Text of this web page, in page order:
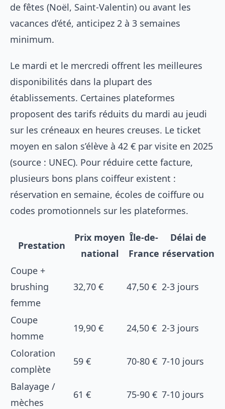
de fêtes (Noël, Saint-Valentin) ou avant les
vacances d’été, anticipez 2 à 3 semaines
minimum.
Le mardi et le mercredi offrent les meilleures
disponibilités dans la plupart des
établissements. Certaines plateformes
proposent des tarifs réduits du mardi au jeudi
sur les créneaux en heures creuses. Le ticket
moyen en salon s’élève à 42 € par visite en 2025
(source : UNEC). Pour réduire cette facture,
plusieurs bons plans coiffeur existent :
réservation en semaine, écoles de coiffure ou
codes promotionnels sur les plateformes.
Prestation
Prix moyen
national
Île-de-
France
Délai de
réservation
Coupe +
brushing
femme
32,70 € 47,50 € 2-3 jours
Coupe
homme
19,90 € 24,50 € 2-3 jours
Coloration
complète
59 € 70-80 € 7-10 jours
Balayage /
mèches
61 € 75-90 € 7-10 jours